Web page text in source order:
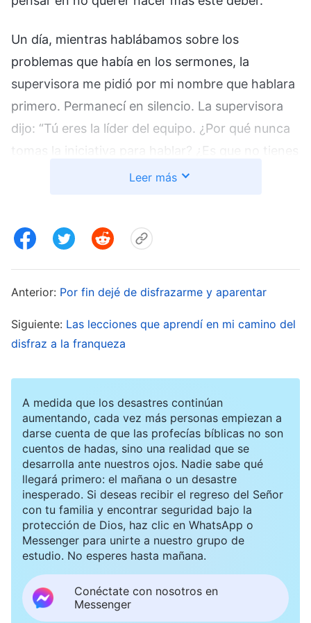
Un día, mientras hablábamos sobre los
problemas que había en los sermones, la
supervisora me pidió por mi nombre que hablara
primero. Permanecí en silencio. La supervisora
dijo: “Tú eres la líder del equipo. ¿Por qué nunca
tomas la iniciativa para hablar? ¿Es que no tienes
opiniones o estás limitada por tu carácter
armoniosa es un principio de práctica en la
tu corazón y todo tu esfuerzo y tu devoción, y
realizando bien tu deber. Si tienes un
pensamiento o una idea, cuéntaselo a los
sugerencias, bríndalas: sea de quien sea una
idea que concuerde con la verdad, hay que
admitirla y obedecerla. Hazlo y habrás logrado
la cooperación en armonía. Esto es lo que
significa hacer el deber con devoción. Al
realizar tu deber, no se te pide que lo asumas
todo tú mismo, ni que trabajes sin descanso, ni
que seas ‘la única flor en el tiesto’ o un
heterodoxo; más bien, se te pide que aprendas
a cooperar con los demás en armonía, y que
hagas todo lo que puedas, que cumplas con tus
Leer más
Anterior: Por fin dejé de disfrazarme y aparentar
Siguiente: Las lecciones que aprendí en mi camino del
disfraz a la franqueza
A medida que los desastres continúan
aumentando, cada vez más personas empiezan a
darse cuenta de que las profecías bíblicas no son
cuentos de hadas, sino una realidad que se
desarrolla ante nuestros ojos. Nadie sabe qué
llegará primero: el mañana o un desastre
inesperado. Si deseas recibir el regreso del Señor
con tu familia y encontrar seguridad bajo la
protección de Dios, haz clic en WhatsApp o
Messenger para unirte a nuestro grupo de
estudio. No esperes hasta mañana.
Conéctate con nosotros en
Messenger